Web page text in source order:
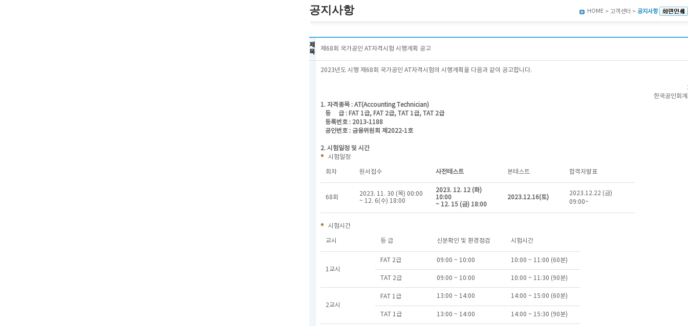
공지사항 HOME > 고객센터 > 공지사항
제
목
제68회 국가공인 AT자격시험 시행계획 공고
2023년도 시행 제68회 국가공인 AT자격시험의 시행계획을 다음과 같이 공고합니다.
한국공인회
1. 자격종목 : AT(Accounting Technician)
등 급 : FAT 1급, FAT 2급, TAT 1급, TAT 2급
등록번호 : 2013-1188
공인번호 : 금융위원회 제2022-1호
2. 시험일정 및 시간
시험일정
회차 원서접수 사전테스트 본테스트 합격자발표
68회
2023. 11. 30 (목) 00:00
~ 12. 6(수) 18:00
2023. 12. 12 (화)
10:00
~ 12. 15 (금) 18:00
2023.12.16(토)
2023.12.22 (금)
09:00~
시험시간
교시 등 급 신분확인 및 환경점검 시험시간
1교시
FAT 2급 09:00 ~ 10:00 10:00 ~ 11:00 (60분)
TAT 2급 09:00 ~ 10:00 10:00 ~ 11:30 (90분)
2교시
FAT 1급 13:00 ~ 14:00 14:00 ~ 15:00 (60분)
TAT 1급 13:00 ~ 14:00 14:00 ~ 15:30 (90분)